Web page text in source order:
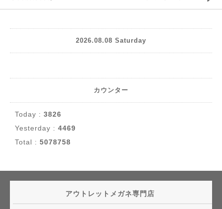
2026.08.08 Saturday
カウンター
Today : 3826
Yesterday : 4469
Total : 5078758
アウトレットメガネ専門店